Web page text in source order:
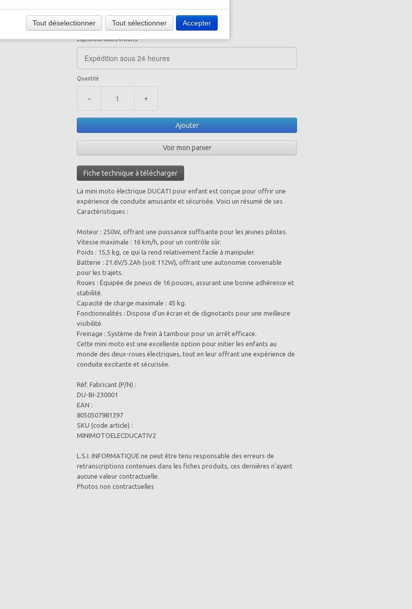
Expédition sous 24 heures
Quantité
− +
Ajouter
Voir mon panier
Fiche technique à télécharger
La mini moto électrique DUCATI pour enfant est conçue pour offrir une
expérience de conduite amusante et sécurisée. Voici un résumé de ses
Caractéristiques :
Moteur : 250W, offrant une puissance suffisante pour les jeunes pilotes.
Vitesse maximale : 16 km/h, pour un contrôle sûr.
Poids : 15,5 kg, ce qui la rend relativement facile à manipuler.
Batterie : 21.6V/5.2Ah (soit 112W), offrant une autonomie convenable
pour les trajets.
Roues : Équipée de pneus de 16 pouces, assurant une bonne adhérence et
stabilité.
Capacité de charge maximale : 45 kg.
Fonctionnalités : Dispose d'un écran et de clignotants pour une meilleure
visibilité.
Freinage : Système de frein à tambour pour un arrêt efficace.
Cette mini moto est une excellente option pour initier les enfants au
monde des deux-roues électriques, tout en leur offrant une expérience de
conduite excitante et sécurisée.
Réf. Fabricant (P/N) :
DU-BI-230001
EAN :
8050507981397
SKU (code article) :
MINIMOTOELECDUCATIV2
L.S.I. INFORMATIQUE ne peut être tenu responsable des erreurs de
retranscriptions contenues dans les fiches produits, ces dernières n'ayant
aucune valeur contractuelle.
Photos non contractuelles
Google Ads pour afficher du contenu publicitaire. En l'activant, vous
de confidentialité de Google:
technologies/ads?hl=fr
Tout déselectionner Tout sélectionner Accepter